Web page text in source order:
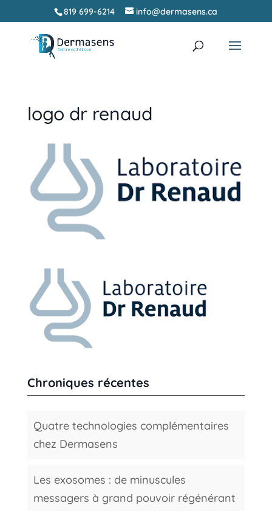
819 699-6214 info@dermasens.ca
logo dr renaud
Chroniques récentes
Quatre technologies complémentaires
chez Dermasens
Les exosomes : de minuscules
messagers à grand pouvoir régénérant